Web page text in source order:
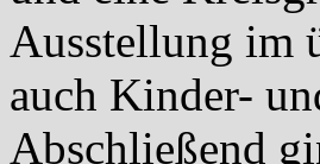
Ausstellung im
auch Kinder-
Abschließend